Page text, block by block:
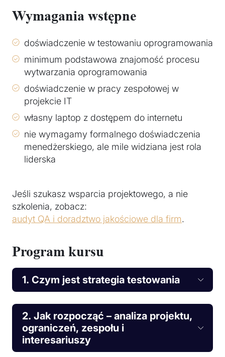
Wymagania wstępne
doświadczenie w testowaniu oprogramowania
minimum podstawowa znajomość procesu
wytwarzania oprogramowania
doświadczenie w pracy zespołowej w
projekcie IT
własny laptop z dostępem do internetu
nie wymagamy formalnego doświadczenia
menedżerskiego, ale mile widziana jest rola
liderska
Jeśli szukasz wsparcia projektowego, a nie
szkolenia, zobacz:
audyt QA i doradztwo jakościowe dla firm.
Program kursu
1. Czym jest strategia testowania
2. Jak rozpocząć – analiza projektu,
ograniczeń, zespołu i
interesariuszy